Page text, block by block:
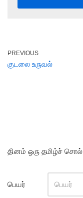
PREVIOUS
குடலை உருவல்
தினம் ஒரு தமிழ்ச் சொல்
பெயர்